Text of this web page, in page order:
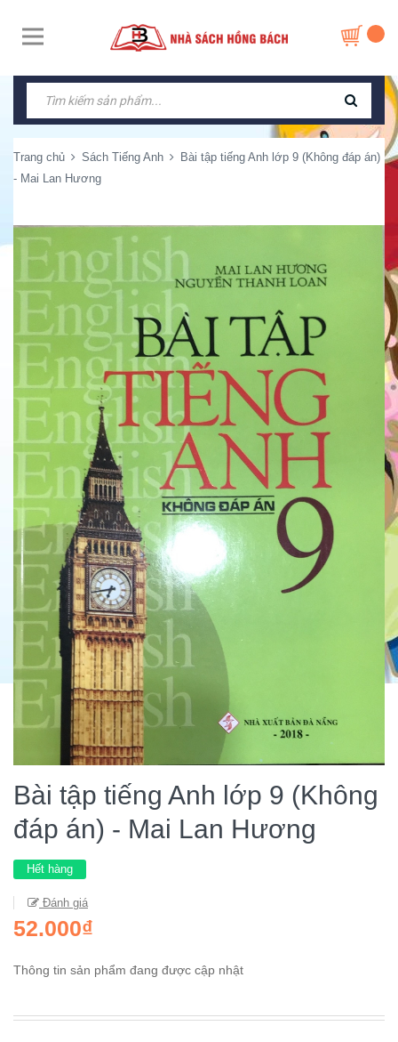
Trang chủ Sách Tiếng Anh
Bài tập tiếng Anh lớp 9 (Không đáp án)
- Mai Lan Hương
Bài tập tiếng Anh lớp 9 (Không
đáp án) - Mai Lan Hương
Hết hàng
Đánh giá
52.000₫
Thông tin sản phẩm đang được cập nhật